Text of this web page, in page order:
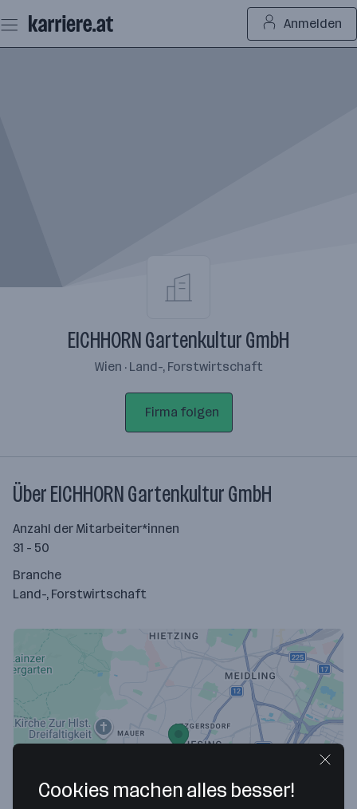
Seiteninhalt
springen
Anmelden
EICHHORN Gartenkultur GmbH
Wien · Land-, Forstwirtschaft
Firma folgen
Über EICHHORN Gartenkultur GmbH
Anzahl der Mitarbeiter*innen
31 - 50
Branche
Land-, Forstwirtschaft
Map data ©2026 Google
Cookies machen alles besser!